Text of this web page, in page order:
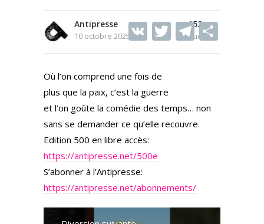
Antipresse
10 octobre 2025
152
Vues
V T T
a
m
Où l’on comprend une fois de
plus que la paix, c’est la guerre
et l’on goûte la comédie des temps… non
sans se demander ce qu’elle recouvre.
Edition 500 en libre accès:
https://antipresse.net/500e
S’abonner à l’Antipresse:
https://antipresse.net/abonnements/